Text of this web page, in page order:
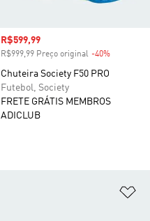
Preço com desconto
R$599,99
R$999,99 Preço original -40%
Chuteira Society F50 PRO
Futebol, Society
FRETE GRÁTIS MEMBROS
ADICLUB